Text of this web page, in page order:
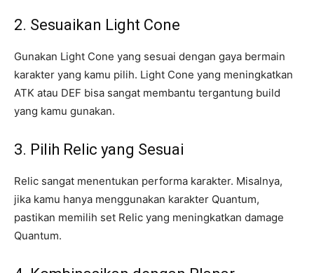
2. Sesuaikan Light Cone
Gunakan Light Cone yang sesuai dengan gaya bermain
karakter yang kamu pilih. Light Cone yang meningkatkan
ATK atau DEF bisa sangat membantu tergantung build
yang kamu gunakan.
3. Pilih Relic yang Sesuai
Relic sangat menentukan performa karakter. Misalnya,
jika kamu hanya menggunakan karakter Quantum,
pastikan memilih set Relic yang meningkatkan damage
Quantum.